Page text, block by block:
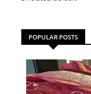
POPULAR POSTS